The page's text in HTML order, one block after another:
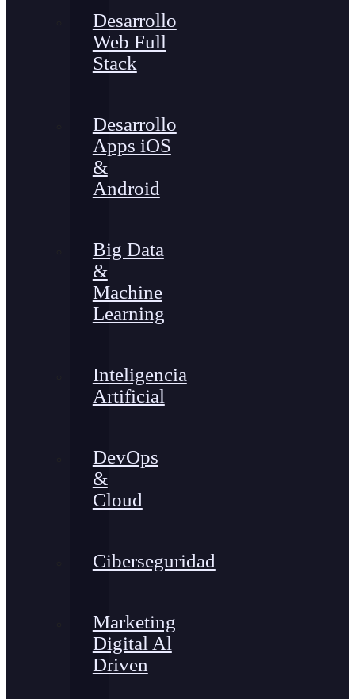
Desarrollo
Web Full
Stack
Desarrollo
Apps iOS
&
Android
Big Data
&
Machine
Learning
Inteligencia
Artificial
DevOps
&
Cloud
Ciberseguridad
Marketing
Digital Al
Driven